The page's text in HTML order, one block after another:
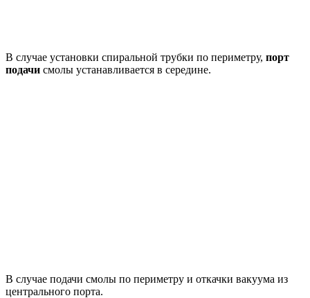
В случае установки спиральной трубки по периметру, порт
подачи смолы устанавливается в середине.
В случае подачи смолы по периметру и откачки вакуума из
центрального порта.